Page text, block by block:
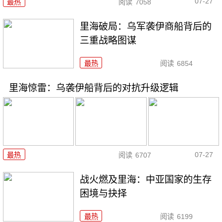
最热 阅读 7058
里海破局：乌军袭伊商船背后的
三重战略图谋
最热 阅读 6854
里海惊雷：乌袭伊船背后的对抗升级逻辑
最热 阅读 6707 07-27
战火燃及里海：中亚国家的生存
困境与抉择
最热 阅读 6199